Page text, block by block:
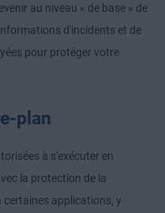
au niveau « de base » de
d'incidents et de
pour protéger votre
plan
à s'exécuter en
la protection de la
applications, y